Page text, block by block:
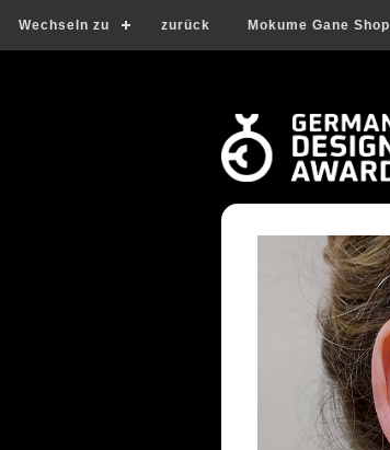
Wechseln zu zurück Mokume Gane Shop